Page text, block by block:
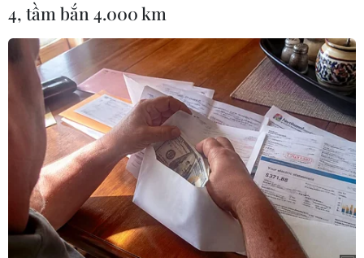
thông tin tìm kiếm trên hệ thống bản tin hàng
ngày đề nghị các tàu cá đang khai thác trên các
vùng biển hỗ trợ tìm kiếm thuyền viên mất tích;
đồng thời, gửi văn bản đến Chi cục Thủy sản các
tỉnh, thành phố ven biển phối hợp, phát thông
tin để ngư dân hoạt động trên các vùng biển hỗ
trợ tìm kiếm nạn nhân./.
(TTXVN/Vietnam+)
4, tầm bắn 4.000 km